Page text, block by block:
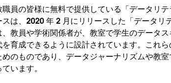
員の皆様に無料で提供している「データリ
は、2020 年 2 月にリリースした「データ
教員や学術関係者が、教室で学生のデータ
を育成できるように設計されています。これ
めのものであり、データジャーナリズムや教
います。